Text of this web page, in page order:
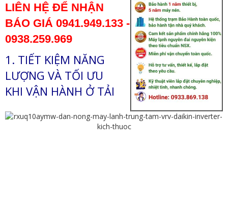
LIÊN HỆ ĐỂ NHẬN
BÁO GIÁ 0941.949.133 -
0938.259.969
1. TIẾT KIỆM NĂNG
LƯỢNG VÀ TỐI ƯU
KHI VẬN HÀNH Ở TẢI